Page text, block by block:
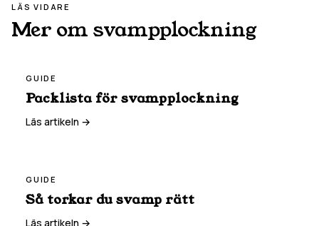
LÄS VIDARE
Mer om svampplockning
GUIDE
Packlista för svampplockning
Läs artikeln →
GUIDE
Så torkar du svamp rätt
Läs artikeln →